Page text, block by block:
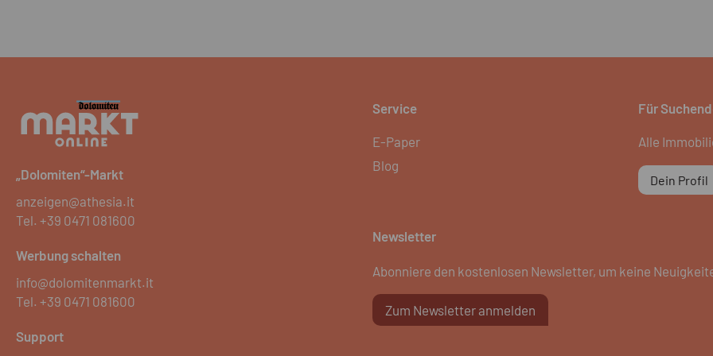
„Dolomiten“-Markt
anzeigen@athesia.it
Tel. +39 0471 081600
Werbung schalten
info@dolomitenmarkt.it
Tel. +39 0471 081600
Support
Service
E-Paper
Blog
Für
Alle
Dein Profil
Newsletter
Abonniere den kostenlosen Newsletter, um keine
Zum Newsletter anmelden